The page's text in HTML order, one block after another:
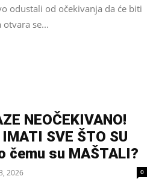
odustali od očekivanja da će biti
se...
NEOČEKIVANO!
SVE ŠTO SU
čemu su MAŠTALI?
2026 0